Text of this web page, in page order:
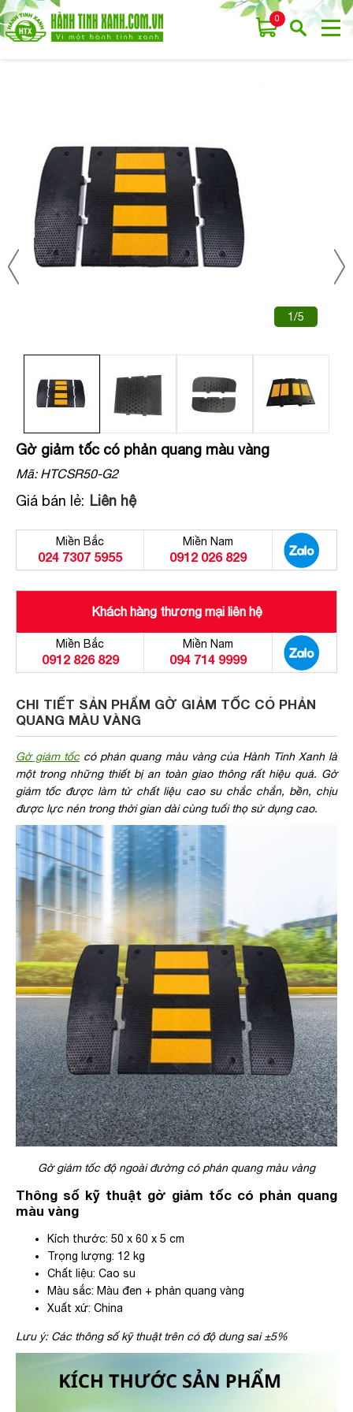
0
1/5
Gờ giảm tốc có phản quang màu vàng
Mã:HTCSR50-G2
Giá bán lẻ: Liên hệ
Miền Bắc
024 7307 5955
Miền Nam
0912 026 829
Khách hàng thương mại liên hệ
Miền Bắc
0912 826 829
Miền Nam
094 714 9999
CHI TIẾT SẢN PHẨM GỜ GIẢM TỐC CÓ PHẢN
QUANG MÀU VÀNG
Gờ giảm tốccó phản quang màu vàng của Hành Tinh Xanh là
một trong những thiết bị an toàn giao thông rất hiệu quả. Gờ
giảm tốc được làm từ chất liệu cao su chắc chắn, bền, chịu
được lực nén trong thời gian dài cùng tuổi thọ sử dụng cao.
Gờ giảm tốc độ ngoài đường có phản quang màu vàng
Thông số kỹ thuật gờ giảm tốc có phản quang
màu vàng
Kích thước: 50 x 60 x 5 cm
Trọng lượng: 12 kg
Chất liệu: Cao su
Màu sắc: Màu đen + phản quang vàng
Xuất xứ: China
Lưu ý: Các thông số kỹ thuật trên có độ dung sai ±5%